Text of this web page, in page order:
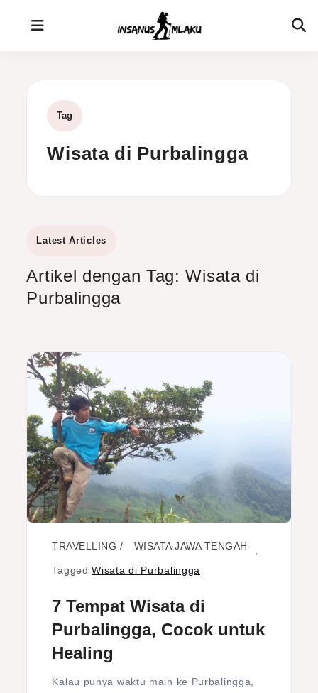
Tag
Wisata di Purbalingga
Latest Articles
Artikel dengan Tag: Wisata di
Purbalingga
TRAVELLING WISATA JAWA TENGAH
TaggedWisata di Purbalingga
7 Tempat Wisata di
Purbalingga, Cocok untuk
Healing
Kalau punya waktu main ke Purbalingga,